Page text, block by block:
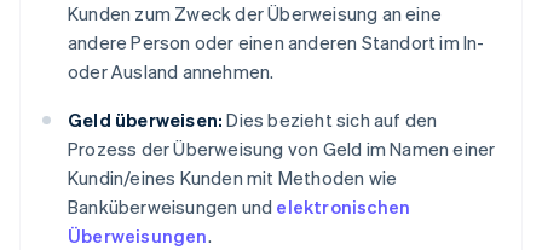
Kunden zum Zweck der Überweisung an eine
andere Person oder einen anderen Standort im In-
oder Ausland annehmen.
Geld überweisen: Dies bezieht sich auf den
Prozess der Überweisung von Geld im Namen einer
Kundin/eines Kunden mit Methoden wie
Banküberweisungen und elektronischen
Überweisungen.